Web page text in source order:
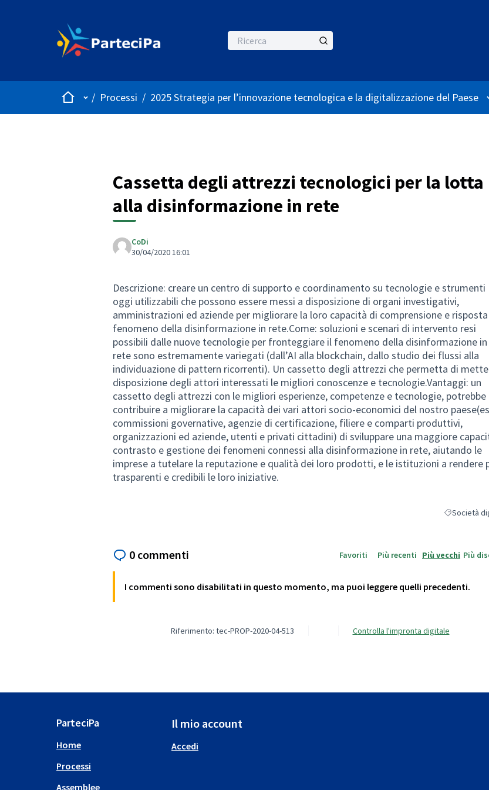
HomeMenù principale
/ Processi / 2025 Strategia per l’innovazione tecnologica e la digitalizzazione del Paese
Cassetta degli attrezzi tecnologici per la lotta
alla disinformazione in rete
CoDi
30/04/2020 16:01
Descrizione: creare un centro di supporto e coordinamento su tecnologie e strumenti
oggi utilizzabili che possono essere messi a disposizione di organi investigativi,
amministrazioni ed aziende per migliorare la loro capacità di comprensione e
fenomeno della disinformazione in rete.Come: soluzioni e scenari di intervento resi
possibili dalle nuove tecnologie per fronteggiare il fenomeno della disinformazione in
rete sono estremamente variegati (dall’AI alla blockchain, dallo studio dei flussi alla
individuazione di pattern ricorrenti). Un cassetto degli attrezzi che permetta di
disposizione degli attori interessati le migliori conoscenze e tecnologie.Vantaggi: un
cassetto degli attrezzi con le migliori esperienze, competenze e tecnologie, potrebbe
contribuire a migliorare la capacità dei vari attori socio-economici del nostro
commissioni governative, agenzie di certificazione, filiere e comparti produttivi,
organizzazioni ed aziende, utenti e privati cittadini) di sviluppare una maggiore
contrasto e gestione dei fenomeni connessi alla disinformazione in rete, aiutando le
imprese a tutelare la reputazione e qualità dei loro prodotti, e le istituzioni a rendere
trasparenti e credibili le loro iniziative.
Filtra i
Società
0 commenti Favoriti Più recenti Più vecchi Più
I commenti sono disabilitati in questo momento, ma puoi leggere quelli precedenti.
Riferimento: tec-PROP-2020-04-513 Controlla l'impronta digitale
ParteciPa
Home
Processi
Assemblee
Il mio account
Accedi